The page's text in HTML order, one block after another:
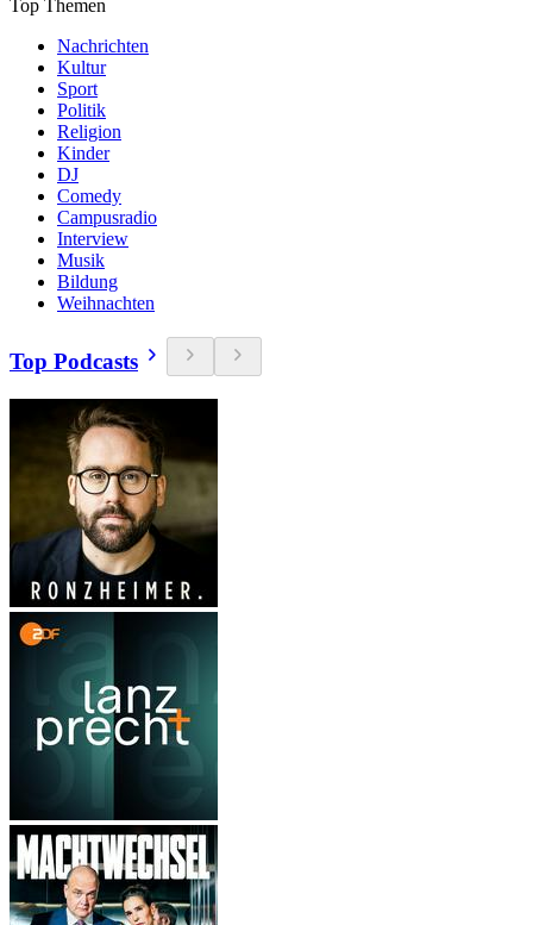
Top Themen
Nachrichten
Kultur
Sport
Politik
Religion
Kinder
DJ
Comedy
Campusradio
Interview
Musik
Bildung
Weihnachten
Top Podcasts